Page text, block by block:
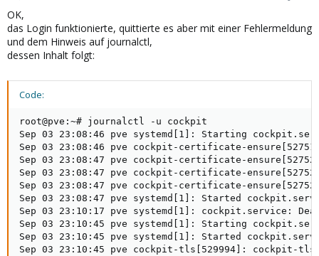
:OK,
das Login funktionierte, quittierte es aber mit einer Fehlermeldung
und dem Hinweis auf journalctl,
dessen Inhalt folgt:
Code:
root@pve:~# journalctl -u cockpit
Sep 03 23:08:46 pve systemd[1]: Starting
Sep 03 23:08:46 pve cockpit-certificate-
Sep 03 23:08:47 pve cockpit-certificate-ensure[527520]:
Sep 03 23:08:47 pve cockpit-certificate-
Sep 03 23:08:47 pve cockpit-certificate-
Sep 03 23:08:47 pve systemd[1]: Started
Sep 03 23:10:17 pve systemd[1]: cockpit.service:
Sep 03 23:10:45 pve systemd[1]: Starting
Sep 03 23:10:45 pve systemd[1]: Started
Sep 03 23:10:45 pve cockpit-tls[529994]: cockpit-